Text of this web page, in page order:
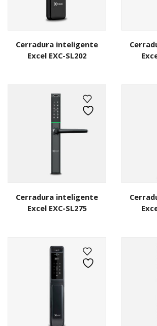
Cerradura inteligente
Excel EXC-SL202
Cerradura inteligente
Excel EXC-SL275